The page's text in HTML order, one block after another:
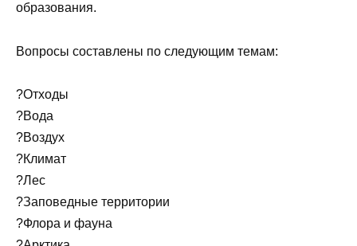
образования.
Вопросы составлены по следующим темам:
?Отходы
?Вода
?Воздух
?Климат
?Лес
?Заповедные территории
?Флора и фауна